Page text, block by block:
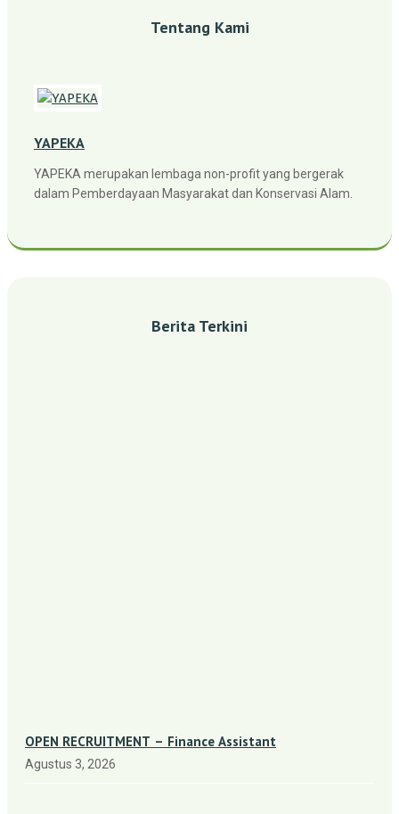
Tentang Kami
YAPEKA
YAPEKA merupakan lembaga non-profit yang bergerak
dalam Pemberdayaan Masyarakat dan Konservasi Alam.
Berita Terkini
OPEN RECRUITMENT – Finance Assistant
Agustus 3, 2026